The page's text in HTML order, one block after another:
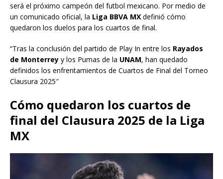
será el próximo campeón del futbol mexicano. Por medio de
un comunicado oficial, la Liga BBVA MX definió cómo
quedaron los duelos para los cuartos de final.
“Tras la conclusión del partido de Play In entre los Rayados
de Monterrey y los Pumas de la UNAM, han quedado
definidos los enfrentamientos de Cuartos de Final del Torneo
Clausura 2025″
Cómo quedaron los cuartos de
final del Clausura 2025 de la Liga
MX